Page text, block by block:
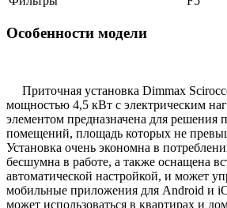
Особенности модели
Приточная установка Dimmax
мощностью 4,5 кВт с электрическим
элементом предназначена для решения
помещений, площадь которых не
Установка очень экономна в
бесшумна в работе, а также оснащена
автоматической настройкой, и может
мобильные приложения для Android и
может использоваться в квартирах и